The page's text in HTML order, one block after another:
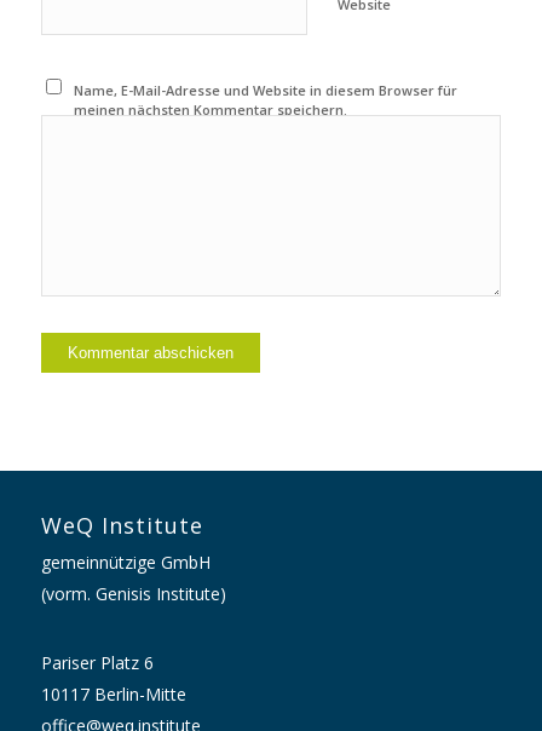
Website
Name, E-Mail-Adresse und Website in diesem Browser für
meinen nächsten Kommentar speichern.
WeQ Institute
gemeinnützige GmbH
(vorm. Genisis Institute)
Pariser Platz 6
10117 Berlin-Mitte
office@weq.institute